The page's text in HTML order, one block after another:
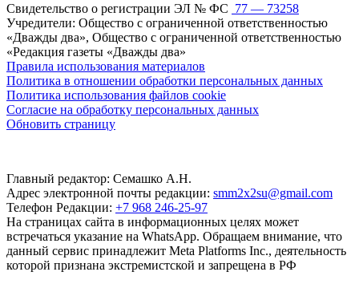
Свидетельство о регистрации ЭЛ № ФС 77 — 73258
Учредители: Общество с ограниченной ответственностью
«Дважды два», Общество с ограниченной ответственностью
«Редакция газеты «Дважды два»
Правила использования материалов
Политика в отношении обработки персональных данных
Политика использования файлов cookie
Согласие на обработку персональных данных
Обновить страницу
Главный редактор: Семашко А.Н.
Адрес электронной почты редакции: smm2x2su@gmail.com
Телефон Редакции: +7 968 246-25-97
На страницах сайта в информационных целях может
встречаться указание на WhatsApp. Обращаем внимание, что
данный сервис принадлежит Meta Platforms Inc., деятельность
которой признана экстремистской и запрещена в РФ